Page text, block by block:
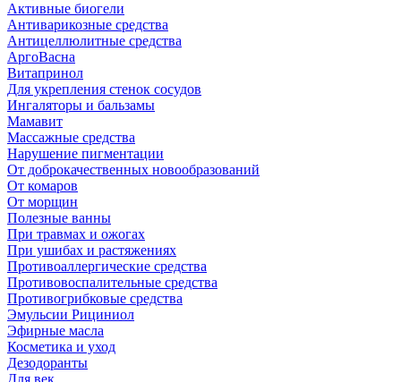
Активные биогели
Антиварикозные средства
Антицеллюлитные средства
АргоВасна
Витапринол
Для укрепления стенок сосудов
Ингаляторы и бальзамы
Мамавит
Массажные средства
Нарушение пигментации
От доброкачественных новообразований
От комаров
От морщин
Полезные ванны
При травмах и ожогах
При ушибах и растяжениях
Противоаллергические средства
Противовоспалительные средства
Противогрибковые средства
Эмульсии Рициниол
Эфирные масла
Косметика и уход
Дезодоранты
Для век